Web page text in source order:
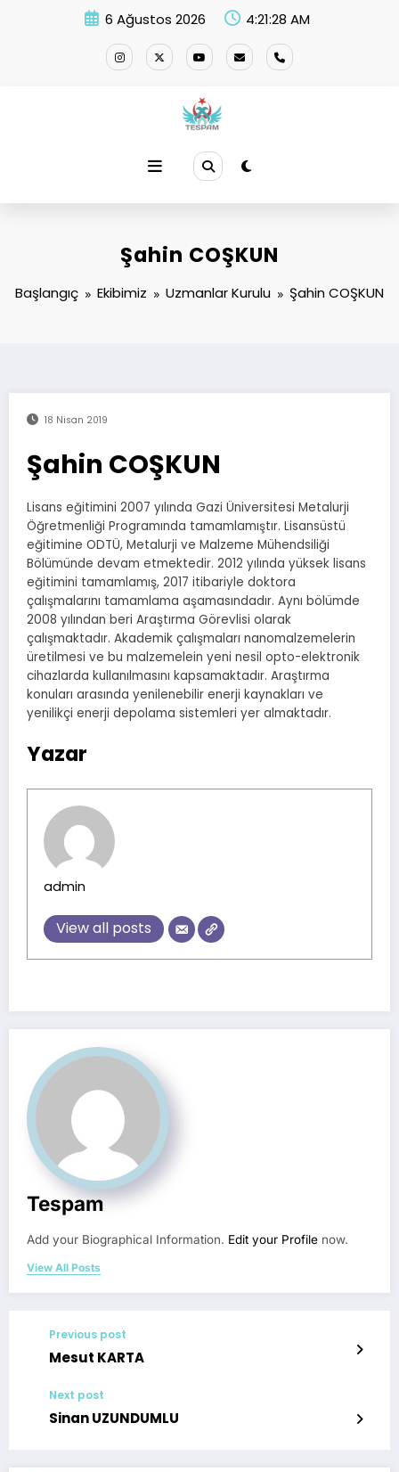
6 Ağustos 2026 4:21:29 AM
Şahin COŞKUN
Başlangıç Ekibimiz Uzmanlar Kurulu Şahin COŞKUN
18 Nisan 2019
Şahin COŞKUN
Lisans eğitimini 2007 yılında Gazi Üniversitesi Metalurji
Öğretmenliği Programında tamamlamıştır. Lisansüstü
eğitimine ODTÜ, Metalurji ve Malzeme Mühendsiliği
Bölümünde devam etmektedir. 2012 yılında yüksek lisans
eğitimini tamamlamış, 2017 itibariyle doktora
çalışmalarını tamamlama aşamasındadır. Aynı bölümde
2008 yılından beri Araştırma Görevlisi olarak
çalışmaktadır. Akademik çalışmaları nanomalzemelerin
üretilmesi ve bu malzemelein yeni nesil opto-elektronik
cihazlarda kullanılmasını kapsamaktadır. Araştırma
konuları arasında yenilenebilir enerji kaynakları ve
yenilikçi enerji depolama sistemleri yer almaktadır.
Yazar
admin
View all posts
Tespam
Add your Biographical Information. Edit your Profile now.
View All Posts
Previous post
Mesut KARTA
Next post
Sinan UZUNDUMLU